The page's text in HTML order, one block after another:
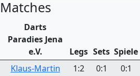
Matches
Darts
Paradies Jena
e.V.
Legs Sets Spiele
Klaus-Martin
1:2 0:1 0:1